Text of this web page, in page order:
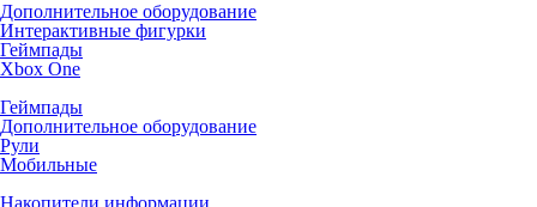
Дополнительное оборудование
Интерактивные фигурки
Геймпады
Xbox One
Геймпады
Дополнительное оборудование
Рули
Мобильные
Накопители информации